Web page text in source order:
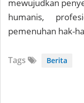
mewujudkan
humanis,
pemenuhan hak-
Tags Berita